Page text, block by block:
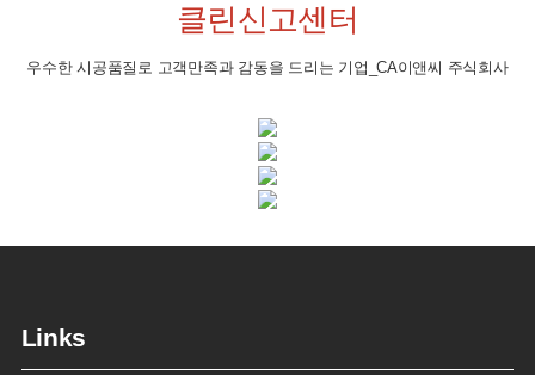
클린신고센터
우수한 시공품질로 고객만족과 감동을 드리는 기업_CA이앤씨 주식회사
Links